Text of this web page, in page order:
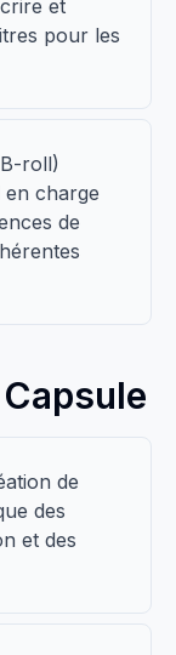
et
pour les
roll)
charge
de
de
des
et des